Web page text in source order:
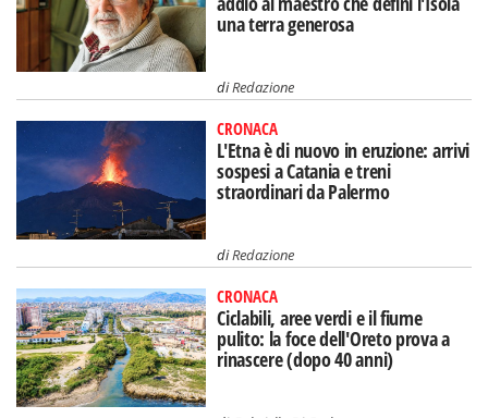
una terra generosa
diRedazione
CRONACA
L'Etna è di nuovo in eruzione: arrivi
sospesi a Catania e treni
straordinari da Palermo
diRedazione
CRONACA
Ciclabili, aree verdi e il fiume
pulito: la foce dell'Oreto prova a
rinascere (dopo 40 anni)